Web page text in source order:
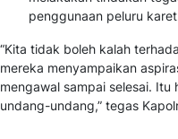
penggunaan peluru
“Kita tidak boleh kalah
mereka menyampaikan
mengawal sampai selesai.
undang-undang,” tegas